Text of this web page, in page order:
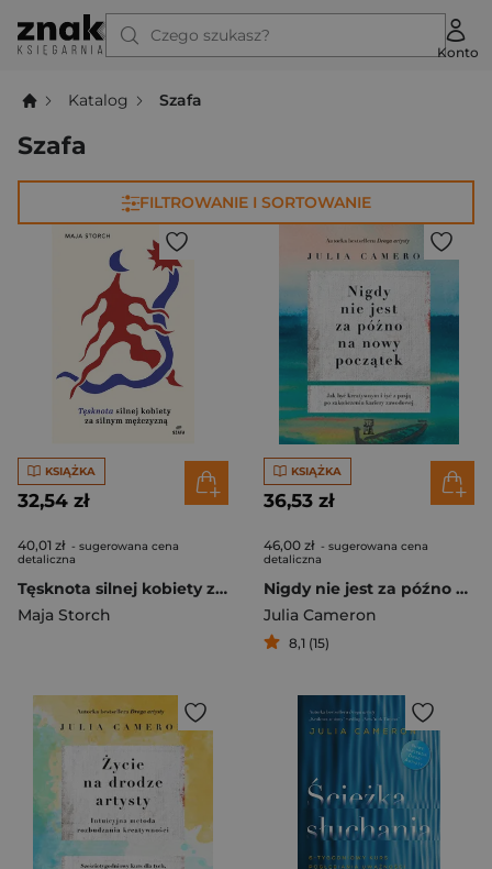
Czego szukasz?
Konto
Katalog Szafa
Szafa
FILTROWANIE I SORTOWANIE
KSIĄŻKA
32,54 zł
40,01 zł - sugerowana cena
detaliczna
Tęsknota silnej kobiety za silnym mężczyzną
Maja Storch
KSIĄŻKA
36,53 zł
46,00 zł - sugerowana cena
detaliczna
Nigdy nie jest za późno na nowy początek
Julia Cameron
8,1 (15)